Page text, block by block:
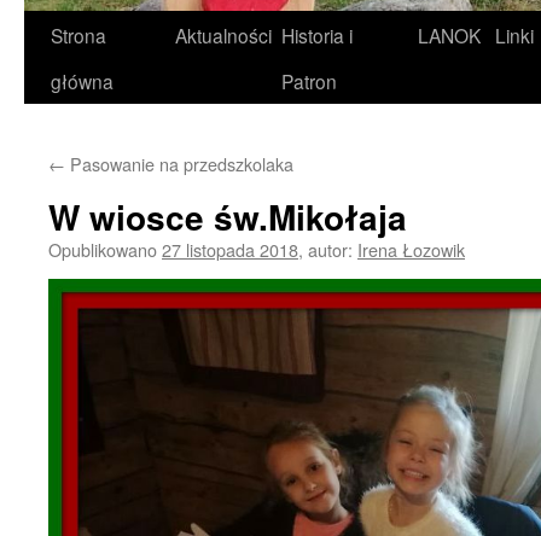
Strona
główna
Aktualności Historia i
Patron
LANOK Linki
← Pasowanie na przedszkolaka
W wiosce św.Mikołaja
Opublikowano27 listopada 2018, autor: Irena Łozowik